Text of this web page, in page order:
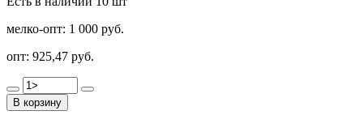
мелко-опт: 1 000 руб.
опт: 925,47 руб.
В корзину